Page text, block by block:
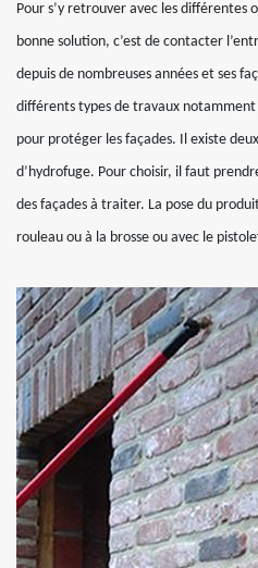
Pour s’y retrouver avec les différentes
bonne solution, c’est de contacter
depuis de nombreuses années et ses
différents types de travaux
pour protéger les façades. Il existe
d’hydrofuge. Pour choisir, il faut
des façades à traiter. La pose du
rouleau ou à la brosse ou avec le